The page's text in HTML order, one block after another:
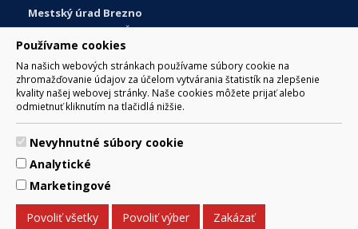
Používame cookies
Na našich webových stránkach používame súbory cookie na
zhromažďovanie údajov za účelom vytvárania štatistík na zlepšenie
kvality našej webovej stránky. Naše cookies môžete prijať alebo
odmietnuť kliknutím na tlačidlá nižšie.
Nevyhnutné súbory cookie
Analytické
Marketingové
Povoliť všetky Povoliť výber Zakázať
Mestský úrad Brezno
Námestie gen. M. R. Štefánika 1
977 01 Brezno
Slovakia (Slovak Republic)
© 2017 Mesto Brezno, Námestie gen. M. R. Štefánika 1, Brezno
977 01 Tel.: 048/28 56 301, 048/28 56 302 Email:
Za obsah zodpovedá Mesto Brezno. Technický prevádzkovateľ:
Arrabella, s.r.o. , Pod Donátom 12/136 Žiar nad Hronom 965 01
podpora@internetova-stranka.sk